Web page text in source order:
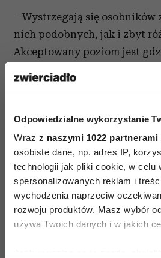
Odpowiedzialne wykorzystanie
Wraz z naszymi 1022 partnerami
osobiste dane, np. adres IP,
technologii jak pliki cookie, w celu
spersonalizowanych reklam i
wychodzenia naprzeciw
rozwoju produktów. Masz wybór
używa Twoich danych i w jakich
– Wystrzegają się osobników
nich podobnych, jak i zbyt
Akceptowany poziom jest